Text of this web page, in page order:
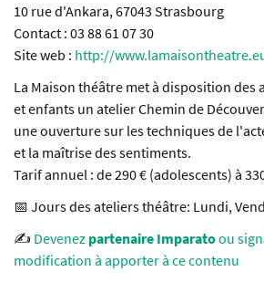
10 rue d'Ankara, 67043 Strasbourg
Contact : 03 88 61 07 30
Site web : http://
La Maison théâtre met à disposition des
et enfants un atelier Chemin de
une ouverture sur les techniques de
et la maîtrise des sentiments.
Tarif annuel : de 290 € (adolescents) à
📅 Jours des ateliers théâtre: Lundi,
✍️ Devenez partenaire Imparatoou
modification à apporter à ce contenu